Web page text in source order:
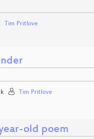
Tim Pritlove
Tim Pritlove
old poem